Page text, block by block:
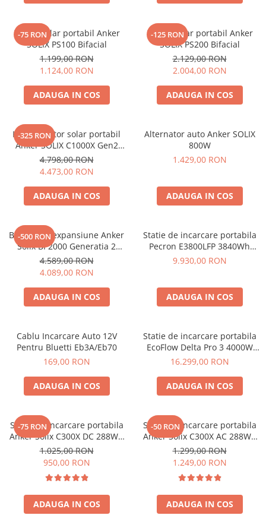
-75 RON
Panou solar portabil Anker
SOLIX PS100 Bifacial
1.199,00 RON
1.124,00 RON
ADAUGA IN COS
-125 RON
Panou solar portabil Anker
SOLIX PS200 Bifacial
2.129,00 RON
2.004,00 RON
ADAUGA IN COS
-325 RON
Kit generator solar portabil
Anker SOLIX C1000X Gen2
2000W 1024Wh + panou 100W
4.798,00 RON
4.473,00 RON
ADAUGA IN COS
Alternator auto Anker SOLIX
800W
1.429,00 RON
ADAUGA IN COS
-500 RON
Baterie de expansiune Anker
Solix BP2000 Generatia 2
pentru Anker Solix C2000 Gen
2, 2048Wh
4.589,00 RON
4.089,00 RON
ADAUGA IN COS
Statie de incarcare portabila
Pecron E3800LFP 3840Wh
4200W + Carucior CADOU
9.930,00 RON
ADAUGA IN COS
Cablu Incarcare Auto 12V
Pentru Bluetti Eb3A/Eb70
169,00 RON
ADAUGA IN COS
Statie de incarcare portabila
EcoFlow Delta Pro 3 4000W
4096Wh
16.299,00 RON
ADAUGA IN COS
-75 RON
Statie de incarcare portabila
Anker Solix C300X DC 288Wh
300W
1.025,00 RON
950,00 RON
ADAUGA IN COS
-50 RON
Statie de incarcare portabila
Anker Solix C300X AC 288Wh
300W
1.299,00 RON
1.249,00 RON
ADAUGA IN COS